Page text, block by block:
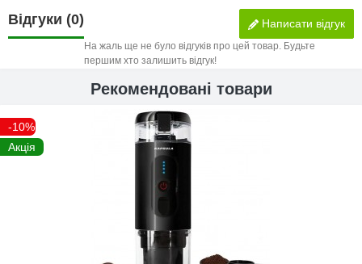
Відгуки (0) Написати відгук
На жаль ще не було відгуків про цей товар. Будьте
першим хто залишить відгук!
Рекомендовані товари
-10%
Акція